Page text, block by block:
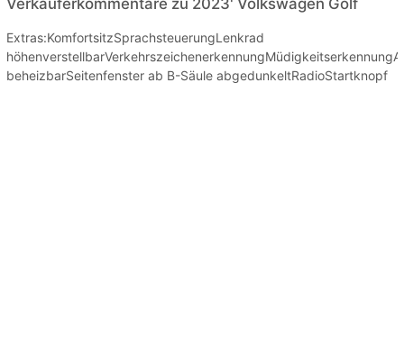
Extras:KomfortsitzSprachsteuerungLenkrad
beheizbarSeitenfenster ab B-Säule abgedunkeltRadioStartknopf